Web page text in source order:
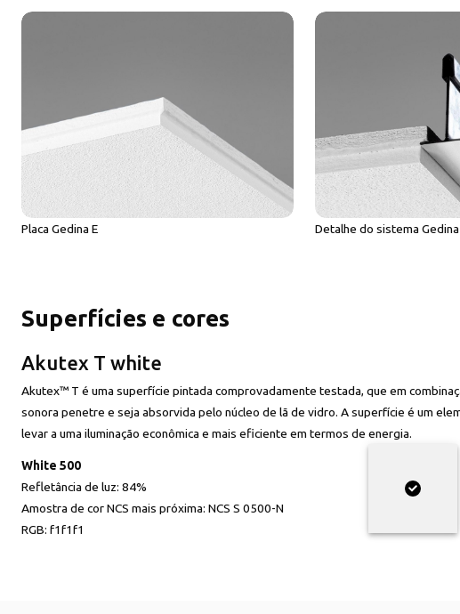
Placa Gedina E Detalhe do sistema Gedina
Superfícies e cores
Akutex T white
Akutex™ T é uma superfície pintada comprovadamente testada, que em
sonora penetre e seja absorvida pelo núcleo de lã de vidro. A superfície é um
levar a uma iluminação econômica e mais eficiente em termos de energia.
White 500
Refletância de luz: 84%
Amostra de cor NCS mais próxima: NCS S 0500-N
RGB: f1f1f1